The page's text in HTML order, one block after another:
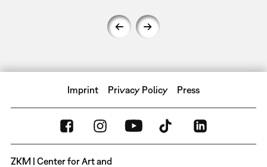
Imprint Privacy Policy Press
ZKM | Center for Art and